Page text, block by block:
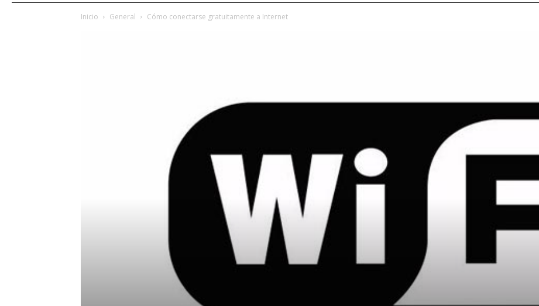
Extremadura
Inicio General Cómo conectarse gratuitamente a Internet